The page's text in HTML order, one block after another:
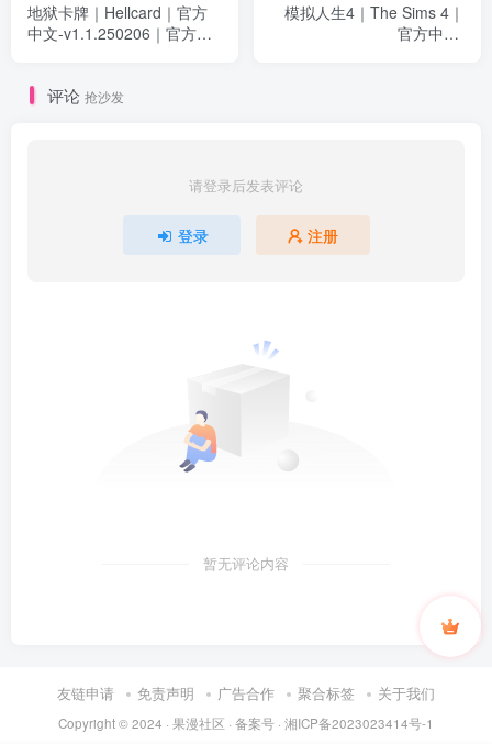
地狱卡牌｜Hellcard｜官方
中文-v1.1.250206｜官方中
模拟人生4｜The Sims 4｜
官方中文-
评论 抢沙发
请登录后发表评论
登录 注册
暂无评论内容
友链申请 免责声明 广告合作 聚合标签 关于我们
Copyright © 2024 · 果漫社区 · 备案号 · 湘ICP备2023023414号-1